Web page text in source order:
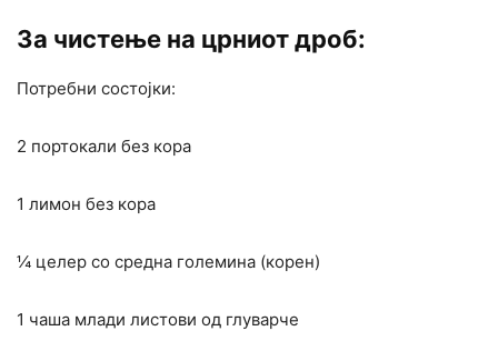
За чистење на црниот дроб:
Потребни состојки:
2 портокали без кора
1 лимон без кора
¼ целер со средна големина (корен)
1 чаша млади листови од глуварче